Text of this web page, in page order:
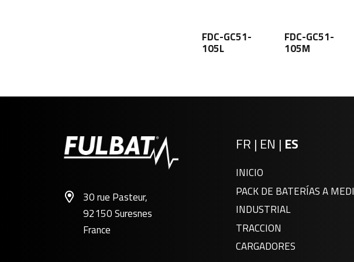
FDC-GC51-
105L
FDC-GC51-
105M
30 rue Pasteur,
92150 Suresnes
France
FR | EN | ES
INICIO
PACK DE BATERÍAS A
INDUSTRIAL
TRACCION
CARGADORES